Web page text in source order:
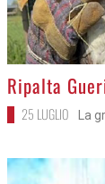
>
Ripalta
25 LUGLIO La